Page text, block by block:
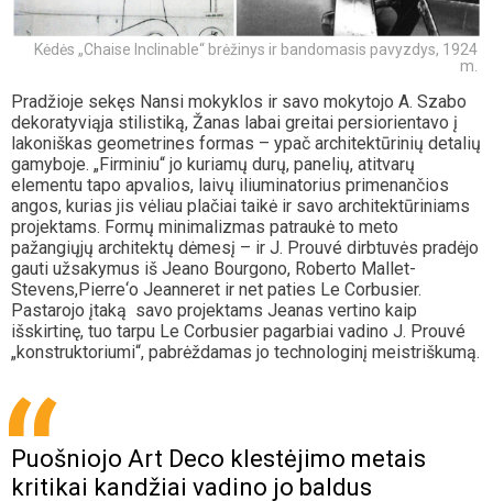
Kėdės „Chaise Inclinable“ brėžinys ir bandomasis pavyzdys, 1924
m.
Pradžioje sekęs Nansi mokyklos ir savo mokytojo A. Szabo
dekoratyviąja stilistiką, Žanas labai greitai persiorientavo į
lakoniškas geometrines formas – ypač architektūrinių detalių
gamyboje. „Firminiu“ jo kuriamų durų, panelių, atitvarų
elementu tapo apvalios, laivų iliuminatorius primenančios
angos, kurias jis vėliau plačiai taikė ir savo architektūriniams
projektams. Formų minimalizmas patraukė to meto
pažangiųjų architektų dėmesį – ir J. Prouvé dirbtuvės pradėjo
gauti užsakymus iš Jeano Bourgono, Roberto Mallet-
Stevens,Pierre‘o Jeanneret ir net paties Le Corbusier.
Pastarojo įtaką savo projektams Jeanas vertino kaip
išskirtinę, tuo tarpu Le Corbusier pagarbiai vadino J. Prouvé
„konstruktoriumi“, pabrėždamas jo technologinį meistriškumą.
Puošniojo Art Deco klestėjimo metais
kritikai kandžiai vadino jo baldus